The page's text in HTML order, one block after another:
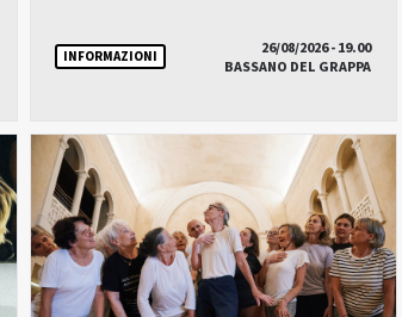
INFORMAZIONI
26/08/2026 - 19.00
BASSANO DEL GRAPPA